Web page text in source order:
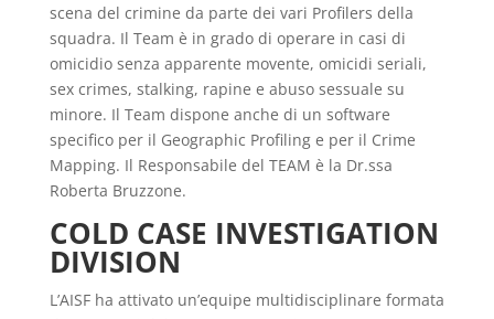
scena del crimine da parte dei vari Profilers della
squadra. Il Team è in grado di operare in casi di
omicidio senza apparente movente, omicidi seriali,
sex crimes, stalking, rapine e abuso sessuale su
minore. Il Team dispone anche di un software
specifico per il Geographic Profiling e per il Crime
Mapping. Il Responsabile del TEAM è la Dr.ssa
Roberta Bruzzone.
COLD CASE INVESTIGATION
DIVISION
L’AISF ha attivato un’equipe multidisciplinare formata